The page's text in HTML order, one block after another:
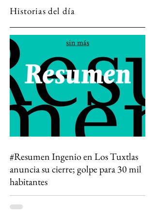
Historias del día
#Resumen Ingenio en Los Tuxtlas
anuncia su cierre; golpe para 30 mil
habitantes
Todo lo que algún día conocí está
desapareciendo. El cierre del Ingenio San Pedro